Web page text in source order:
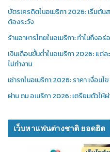
บัตรเครดิตในอเมริกา 2026: เริ่มต้
ต้องระวัง
ร้านอาหารไทยในอเมริกา: ทำไมถึงอ
เงินเดือนขั้นต่ำในอเมริกา 2026: แ
ไปทำงาน
เช่ารถในอเมริกา 2026: ราคา เงื่อ
ผ่าน ตม อเมริกา 2026: เตรียมตัวให้
เว็บหาแฟนต่างชาติ ยอดฮิต